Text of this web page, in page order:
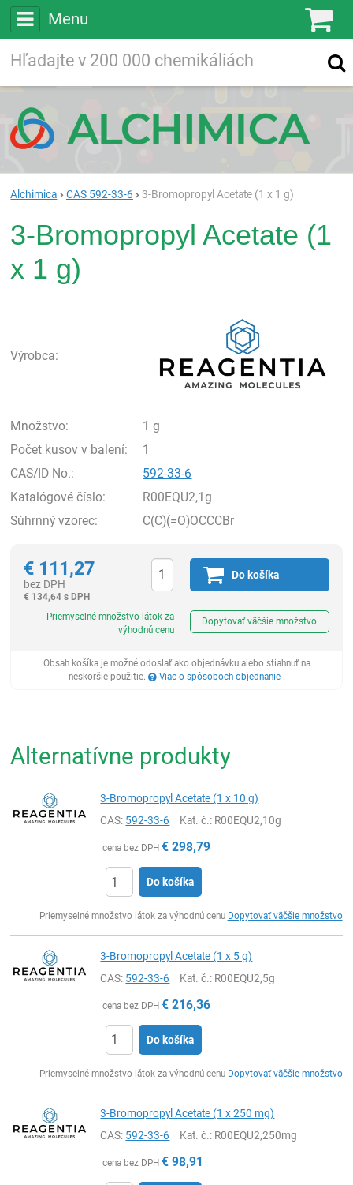
Menu
Vyhľadávanie
Alchimica CAS 592-33-6 3-Bromopropyl Acetate (1 x 1 g)
3-Bromopropyl Acetate (1
x 1 g)
Výrobca:
Množstvo:
1 g
Počet kusov v balení:
1
CAS/ID No.:
592-33-6
Katalógové číslo:
R00EQU2,1g
Súhrnný vzorec:
C(C)(=O)OCCCBr
€ 111,27
bez DPH
€ 134,64 s DPH
Do košíka
Priemyselné množstvo látok za
výhodnú cenu
Dopytovať väčšie množstvo
Obsah košíka je možné odoslať ako objednávku alebo stiahnuť na
neskoršie použitie.
Viac o spôsoboch objednanie .
Alternatívne produkty
3-Bromopropyl Acetate (1 x 10 g)
CAS: 592-33-6 Kat. č.: R00EQU2,10g
cena bez DPH € 298,79
Do košíka
Priemyselné množstvo látok za výhodnú cenu Dopytovať väčšie množstvo
3-Bromopropyl Acetate (1 x 5 g)
CAS: 592-33-6 Kat. č.: R00EQU2,5g
cena bez DPH € 216,36
Do košíka
Priemyselné množstvo látok za výhodnú cenu Dopytovať väčšie množstvo
3-Bromopropyl Acetate (1 x 250 mg)
CAS: 592-33-6 Kat. č.: R00EQU2,250mg
cena bez DPH € 98,91